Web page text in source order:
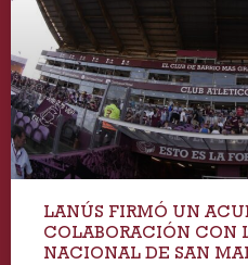
LANÚS FIRMÓ UN
COLABORACIÓN CON
NACIONAL DE SAN